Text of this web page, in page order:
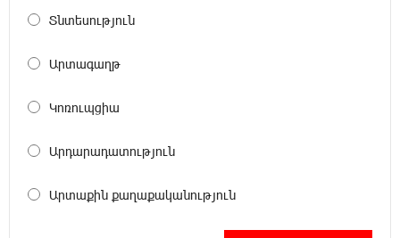
առաջարկում է պահանջարկ չունեցող
մասնագիտություններ. Ատոմ Մխիթարյան
ազգային ողբերգություն է․ Ավետիք
Չպետք է լռել, պետք է խոսել Բաքվի ռեժիմի
Տնտեսություն
Արտագաղթ
Կոռուպցիա
Արդարադատություն
Արտաքին քաղաքականություն